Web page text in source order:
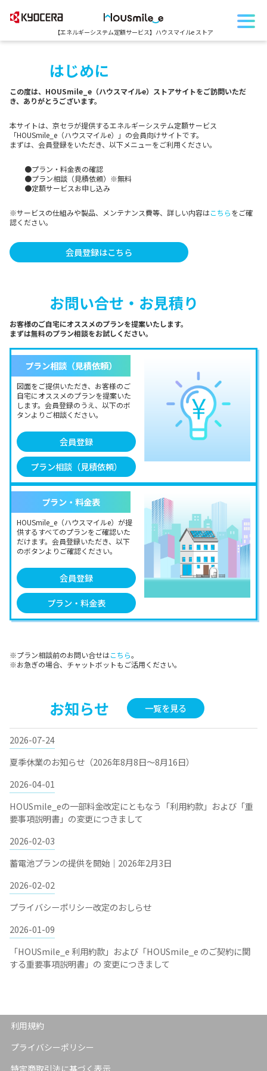
【エネルギーシステム定額サービス】 ハウスマイルe ストア
はじめに
この度は、HOUSmile_e（ハウスマイルe）ストアサイトをご訪問いただ
き、ありがとうございます。
本サイトは、京セラが提供するエネルギーシステム定額サービス
「HOUSmile_e（ハウスマイルe）」の会員向けサイトです。
まずは、会員登録をいただき、以下メニューをご利用ください。
●プラン・料金表の確認
●プラン相談（見積依頼）※無料
●定額サービスお申し込み
※サービスの仕組みや製品、メンテナンス費等、詳しい内容はこちらをご確
認ください。
会員登録はこちら
お問い合せ・お見積り
お客様のご自宅にオススメのプランを提案いたします。
まずは無料のプラン相談をお試しください。
プラン相談（見積依頼）
図面をご提供いただき、お客様のご
自宅にオススメのプランを提案いた
します。会員登録のうえ、以下のボ
タンよりご相談ください。
会員登録
プラン相談（見積依頼）
プラン・料金表
HOUSmile_e（ハウスマイルe）が提
供するすべてのプランをご確認いた
だけます。会員登録いただき、以下
のボタンよりご確認ください。
会員登録
プラン・料金表
※プラン相談前のお問い合せはこちら。
※お急ぎの場合、チャットボットもご活用ください。
お知らせ 一覧を見る
2026-07-24
夏季休業のお知らせ（2026年8月8日～8月16日）
2026-04-01
HOUSmile_eの一部料金改定にともなう「利用約款」および「重
要事項説明書」の変更につきまして
2026-02-03
蓄電池プランの提供を開始｜2026年2月3日
2026-02-02
プライバシーポリシー改定のおしらせ
2026-01-09
「HOUSmile_e 利用約款」および「HOUSmile_e のご契約に関
する重要事項説明書」の 変更につきまして
利用規約
プライバシーポリシー